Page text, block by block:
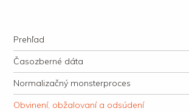
justície
Navigation
Skip to content
Prehľad
Časozberné dáta
Normalizačný monsterproces
Obvinení, obžalovaní a odsúdení